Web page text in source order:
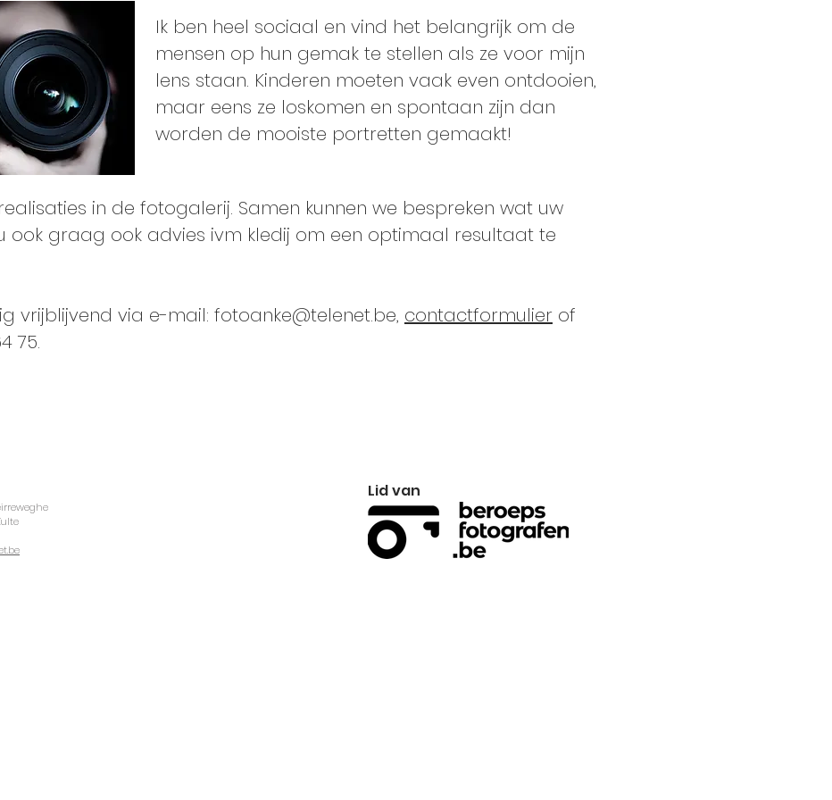
in de fotogalerij. Samen kunnen we bespreken wat uw
ook graag ook advies ivm kledij om een optimaal resultaat te
vrijblijvend via e-mail: fotoanke@telenet.be, contactformulier of
75.
Ik ben heel sociaal en vind het belangrijk om de
mensen op hun gemak te stellen als ze voor mijn
lens staan. Kinderen moeten vaak even ontdooien,
maar eens ze loskomen en spontaan zijn dan
worden de mooiste portretten gemaakt!
Lid van